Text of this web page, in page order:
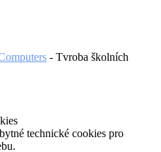
- Tvroba školních
technické cookies pro